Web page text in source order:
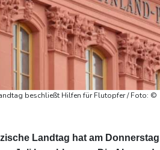
beschließt Hilfen für Flutopfer / Foto: ©
Landtag hat am